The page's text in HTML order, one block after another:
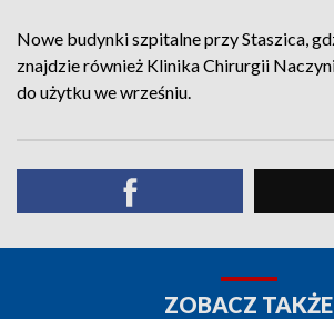
Nowe budynki szpitalne przy Staszica,
znajdzie również Klinika Chirurgii
do użytku we wrześniu.
ZOBACZ TAKŻE